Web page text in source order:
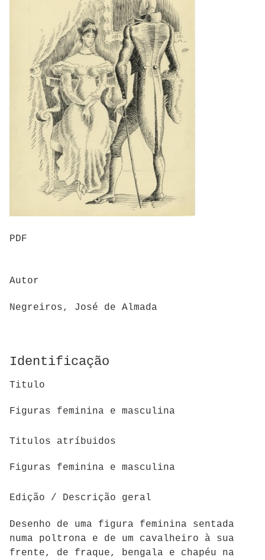
PDF
Autor
Negreiros, José de Almada
Identificação
Titulo
Figuras feminina e masculina
Titulos atríbuidos
Figuras feminina e masculina
Edição / Descrição geral
Desenho de uma figura feminina sentada
numa poltrona e de um cavalheiro à sua
frente, de fraque, bengala e chapéu na